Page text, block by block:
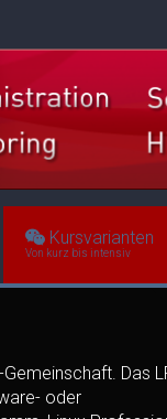
Kursvarianten
Von kurz bis intensiv
Das
oder